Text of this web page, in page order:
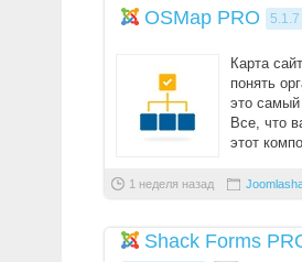
OSMap PRO 5.1.7
Карта
понять
это самый
Все, что
этот
1 неделя назад
Shack Forms